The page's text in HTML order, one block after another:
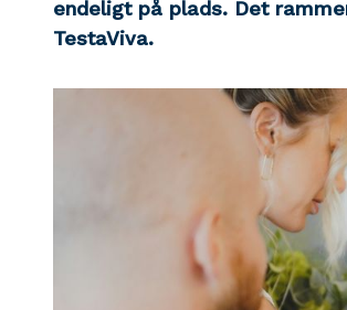
endeligt på plads. Det
TestaViva.